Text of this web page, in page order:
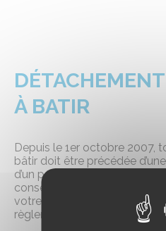
À BATIR
Depuis le 1er octobre 2007,
bâtir doit être précédée
d’un permis d’aménager.
conseillerons utilement
votre projet est conforme
règlement des documents